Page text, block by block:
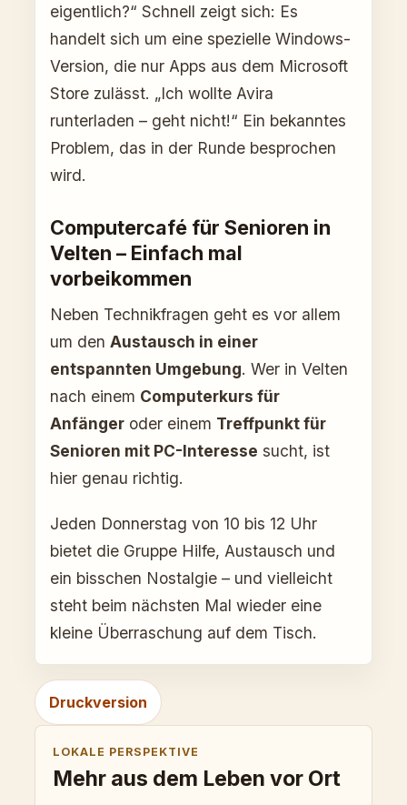
eigentlich?“ Schnell zeigt sich: Es
handelt sich um eine spezielle Windows-
Version, die nur Apps aus dem Microsoft
Store zulässt. „Ich wollte Avira
runterladen – geht nicht!“ Ein bekanntes
Problem, das in der Runde besprochen
wird.
Computercafé für Senioren in
Velten – Einfach mal
vorbeikommen
Neben Technikfragen geht es vor allem
um den Austausch in einer
entspannten Umgebung. Wer in Velten
nach einem Computerkurs für
Anfänger oder einem Treffpunkt für
Senioren mit PC-Interesse sucht, ist
hier genau richtig.
Jeden Donnerstag von 10 bis 12 Uhr
bietet die Gruppe Hilfe, Austausch und
ein bisschen Nostalgie – und vielleicht
steht beim nächsten Mal wieder eine
kleine Überraschung auf dem Tisch.
Druckversion
LOKALE PERSPEKTIVE
Mehr aus dem Leben vor Ort